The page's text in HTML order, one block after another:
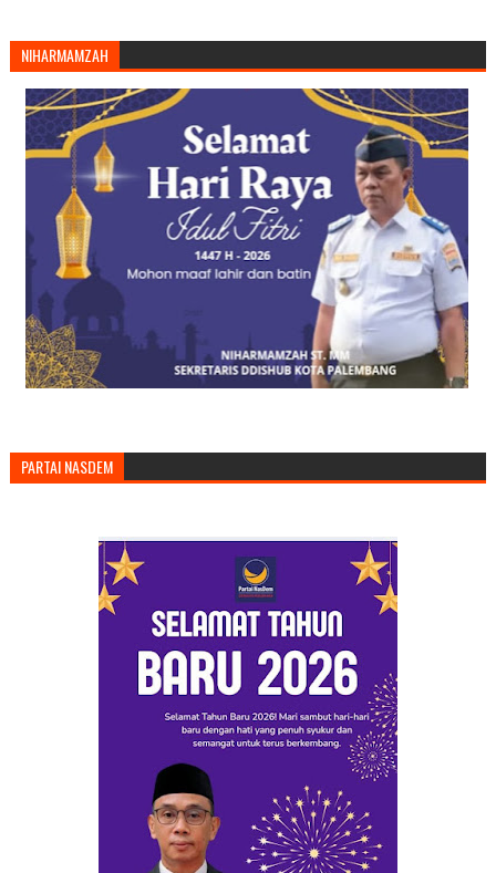
NIHARMAMZAH
PARTAI NASDEM